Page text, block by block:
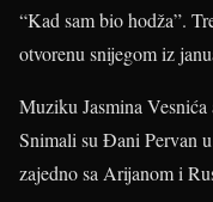
“Kad sam bio hodža”.
otvorenu snijegom iz
Muziku Jasmina
Snimali su Đani Pervan
zajedno sa Arijanom i